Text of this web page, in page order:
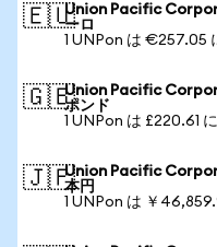
🇪🇺Union Pacific
ーロ
1 UNPon は €257.05
🇬🇧Union Pacific
ポンド
1 UNPon は £220.61
🇯🇵Union Pacific
本円
1 UNPon は ￥